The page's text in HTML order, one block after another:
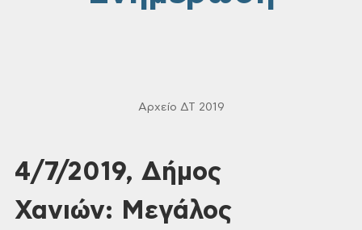
Αρχείο ΔΤ 2019
4/7/2019, Δήμος
Χανιών: Μεγάλος